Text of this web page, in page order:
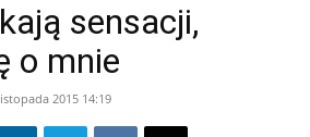
sensacji,
o mnie
2015 14:19